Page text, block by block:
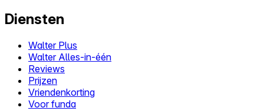
Diensten
Walter Plus
Walter Alles-in-één
Reviews
Prijzen
Vriendenkorting
Voor funda